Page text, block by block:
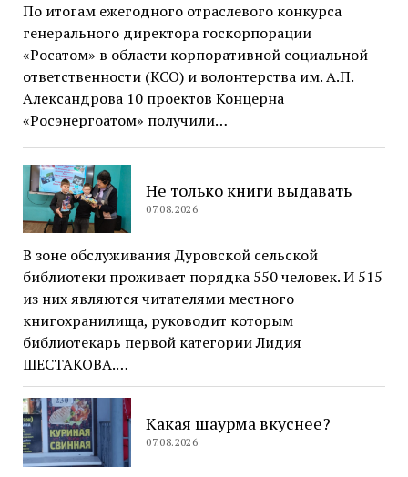
По итогам ежегодного отраслевого конкурса
генерального директора госкорпорации
«Росатом» в области корпоративной социальной
ответственности (КСО) и волонтерства им. А.П.
Александрова 10 проектов Концерна
«Росэнергоатом» получили…
Не только книги выдавать
07.08.2026
В зоне обслуживания Дуровской сельской
библиотеки проживает порядка 550 человек. И 515
из них являются читателями местного
книгохранилища, руководит которым
библиотекарь первой категории Лидия
ШЕСТАКОВА.…
Какая шаурма вкуснее?
07.08.2026